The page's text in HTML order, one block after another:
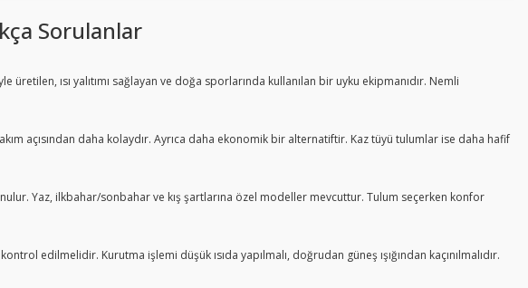
Sorulanlar
ısı yalıtımı sağlayan ve doğa sporlarında kullanılan bir uyku ekipmanıdır. Nemli
açısından daha kolaydır. Ayrıca daha ekonomik bir alternatiftir. Kaz tüyü tulumlar ise daha hafif
Yaz, ilkbahar/sonbahar ve kış şartlarına özel modeller mevcuttur. Tulum seçerken konfor
edilmelidir. Kurutma işlemi düşük ısıda yapılmalı, doğrudan güneş ışığından kaçınılmalıdır.